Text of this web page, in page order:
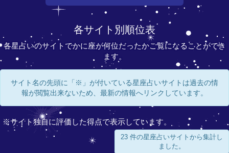
各サイト別順位表
各星占いのサイトでかに座が何位だったかご覧になることができ
ます。
サイト名の先頭に「※」が付いている星座占いサイトは過去の情
報が閲覧出来ないため、最新の情報へリンクしています。
※サイト独自に評価した得点で表示しています。
23 件の星座占いサイトから集計し
ました。